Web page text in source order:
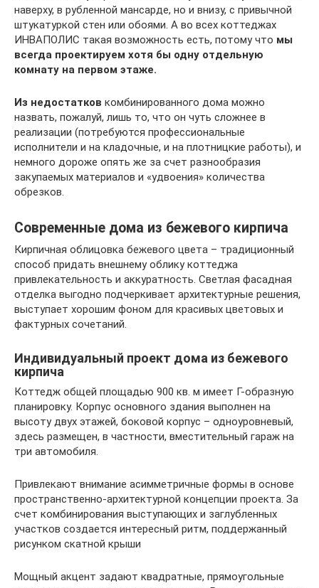
наверху, в рубленной мансарде, но и внизу, с привычной
штукатуркой стен или обоями. А во всех коттеджах
ИНВАПОЛИС такая возможность есть, потому что мы
всегда проектируем хотя бы одну отдельную
комнату на первом этаже.
Из недостатков комбинированного дома можно
назвать, пожалуй, лишь то, что он чуть сложнее в
реализации (потребуются профессиональные
исполнители и на кладочные, и на плотницкие работы), и
немного дороже опять же за счет разнообразия
закупаемых материалов и «удвоения» количества
обрезков.
Современные дома из бежевого кирпича
Кирпичная облицовка бежевого цвета – традиционный
способ придать внешнему облику коттеджа
привлекательность и аккуратность. Светлая фасадная
отделка выгодно подчеркивает архитектурные решения,
выступает хорошим фоном для красивых цветовых и
фактурных сочетаний.
Индивидуальный проект дома из бежевого
кирпича
Коттедж общей площадью 900 кв. м имеет Г-образную
планировку. Корпус основного здания выполнен на
высоту двух этажей, боковой корпус – одноуровневый,
здесь размещен, в частности, вместительный гараж на
три автомобиля.
Привлекают внимание асимметричные формы в основе
пространственно-архитектурной концепции проекта. За
счет комбинирования выступающих и заглубленных
участков создается интересный ритм, поддержанный
рисунком скатной крыши
Мощный акцент задают квадратные, прямоугольные